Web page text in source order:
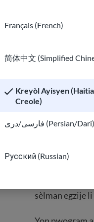
Français (French)
简体中文 (Simplified
Kreyòl Ayisyen
Creole)
فارسی/دری (Persian/Dari)
Русский (Russian)
byen pale de
Jwenn
Ki fòmasyon,
Fòmasyon
sèlman egzije